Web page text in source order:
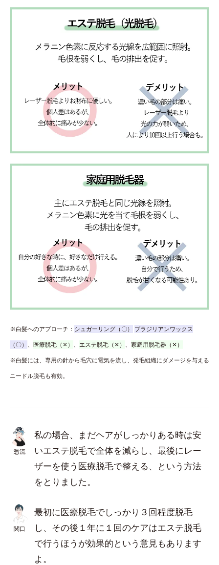
※白髪へのアプローチ： シュガーリング（〇）
ブラジリアンワックス
（〇） 、 医療脱毛（✕） 、 エステ脱毛（✕） 、 家庭用脱毛器（✕）
※白髪には、専用の針から毛穴に電気を流し、発毛組織にダメージを与える
ニードル脱毛も有効。
惣流
私の場合、まだヘアがしっかりある時は安
いエステ脱毛で全体を減らし、最後にレー
ザーを使う医療脱毛で整える、という方法
をとりました。
関口
最初に医療脱毛でしっかり３回程度脱毛
し、その後１年に１回のケアはエステ脱毛
で行うほうが効果的という意見もあります
よ。